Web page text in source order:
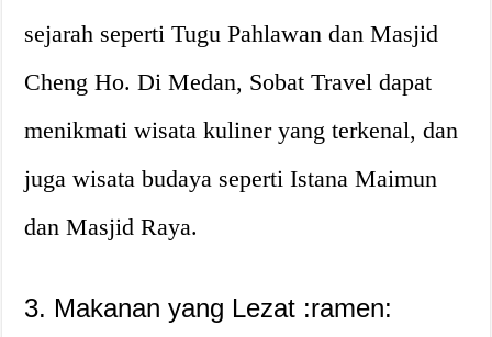
sejarah seperti Tugu Pahlawan dan Masjid
Cheng Ho. Di Medan, Sobat Travel dapat
menikmati wisata kuliner yang terkenal, dan
juga wisata budaya seperti Istana Maimun
dan Masjid Raya.
3. Makanan yang Lezat :ramen: